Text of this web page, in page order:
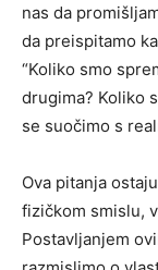
nas da
da preispitamo
“Koliko smo
drugima? Koliko
se suočimo s
Ova pitanja
fizičkom smislu,
Postavljanjem